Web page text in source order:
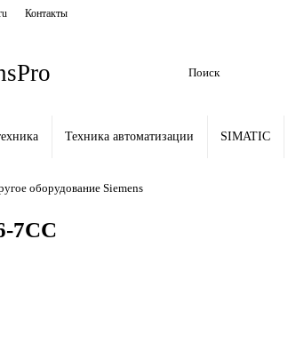
Контакты
Техника автоматизации SIMATIC
оборудование Siemens
7CC